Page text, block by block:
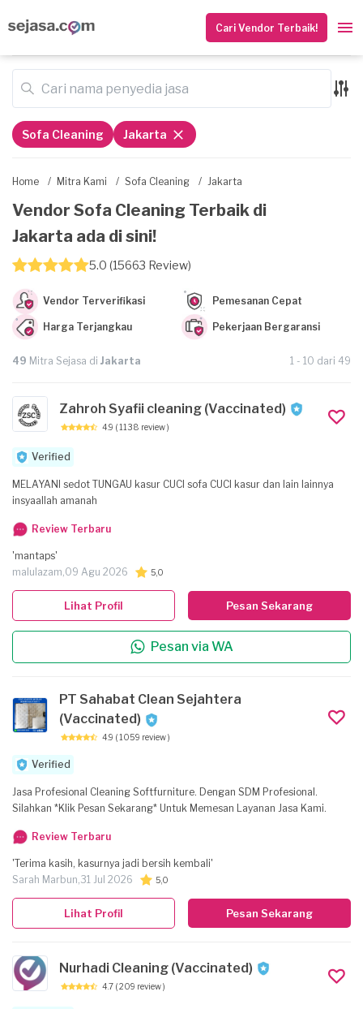
Cari Vendor Terbaik!
Home / Mitra Kami / Sofa Cleaning / Jakarta
Vendor Sofa Cleaning Terbaik di
Jakarta ada di sini!
5.0 (15663 Review)
Vendor Terverifikasi Pemesanan Cepat
Harga Terjangkau Pekerjaan Bergaransi
49 Mitra Sejasa di Jakarta 1 - 10 dari 49
Sofa Cleaning Jakarta
Zahroh Syafii cleaning (Vaccinated)
4.9 ( 1138 review )
Verified
MELAYANI sedot TUNGAU kasur CUCI sofa CUCI kasur dan lain lainnya
insyaallah amanah
Review Terbaru
'mantaps'
malulazam,09 Agu 2026 5,0
Pesan Sekarang
Pesan via WA
Lihat Profil
PT Sahabat Clean Sejahtera
(Vaccinated)
4.9 ( 1059 review )
Verified
Jasa Profesional Cleaning Softfurniture. Dengan SDM Profesional.
Silahkan *Klik Pesan Sekarang* Untuk Memesan Layanan Jasa Kami.
Review Terbaru
'Terima kasih, kasurnya jadi bersih kembali'
Sarah Marbun,31 Jul 2026 5,0
Pesan Sekarang
Lihat Profil
Nurhadi Cleaning (Vaccinated)
4.7 ( 209 review )